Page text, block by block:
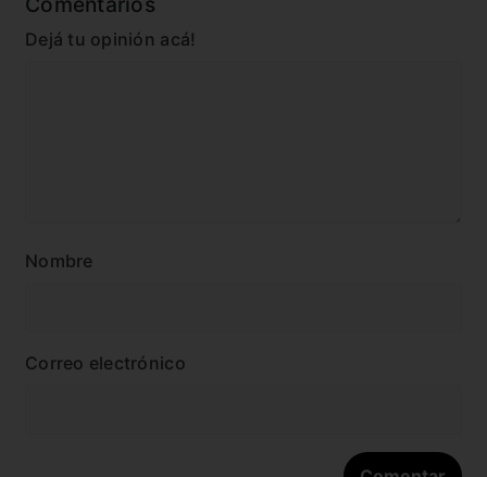
Dejá tu opinión acá!
Nombre
Correo electrónico